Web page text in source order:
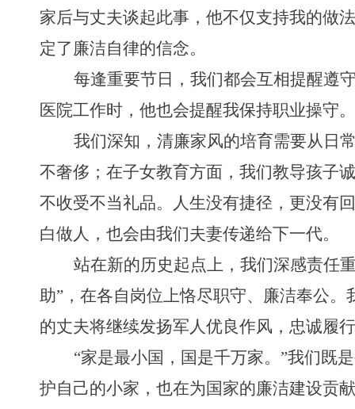
家后与丈夫谈起此事，他不仅支持我的做
定了廉洁自律的信念。
每逢重要节日，我们都会互相提醒遵
医院工作时，他也会提醒我保持职业操守
我们深知，清廉家风的培育需要从日
不奢侈；在子女教育方面，我们教导孩子
不收受不当礼品。人生没有捷径，更没有
白做人，也会由我们夫妻传递给下一代。
站在新的历史起点上，我们深感责任
助” ，在各自岗位上恪尽职守、廉洁奉公
的丈夫将继续发扬军人优良作风，忠诚履
“家是最小国，国是千万家。 ”我们既
护自己的小家，也在为国家的廉洁建设贡